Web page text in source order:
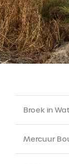
Broek in
Mercuur